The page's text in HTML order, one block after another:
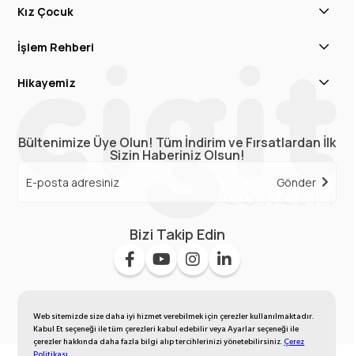
Web sitemizde size daha iyi hizmet verebilmek için çerezler kullanılmaktadır.
Kabul Et seçeneği ile tüm çerezleri kabul edebilir veya Ayarlar seçeneği ile
çerezler hakkında daha fazla bilgi alıp tercihlerinizi yönetebilirsiniz.Çerez
Kız Çocuk
İşlem Rehberi
Hikayemiz
Bültenimize Üye Olun! Tüm İndirim ve Fırsatlardan İlk
Sizin Haberiniz Olsun!
Gönder
Bizi Takip Edin